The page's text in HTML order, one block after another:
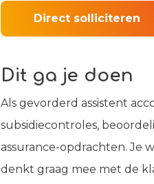
Direct solliciteren
Dit ga je doen
Als gevorderd assistent
subsidiecontroles,
assurance-opdrachten. Je
denkt graag mee met de